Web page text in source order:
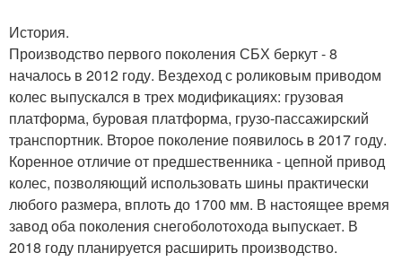
История.
Производство первого поколения СБХ беркут - 8
началось в 2012 году. Вездеход с роликовым приводом
колес выпускался в трех модификациях: грузовая
платформа, буровая платформа, грузо-пассажирский
транспортник. Второе поколение появилось в 2017 году.
Коренное отличие от предшественника - цепной привод
колес, позволяющий использовать шины практически
любого размера, вплоть до 1700 мм. В настоящее время
завод оба поколения снегоболотохода выпускает. В
2018 году планируется расширить производство.